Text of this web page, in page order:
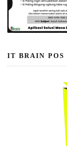
IT BRAIN POS